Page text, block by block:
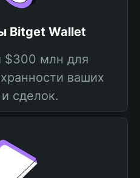
Bitget Wallet
$300 млн для
ваших
сделок.